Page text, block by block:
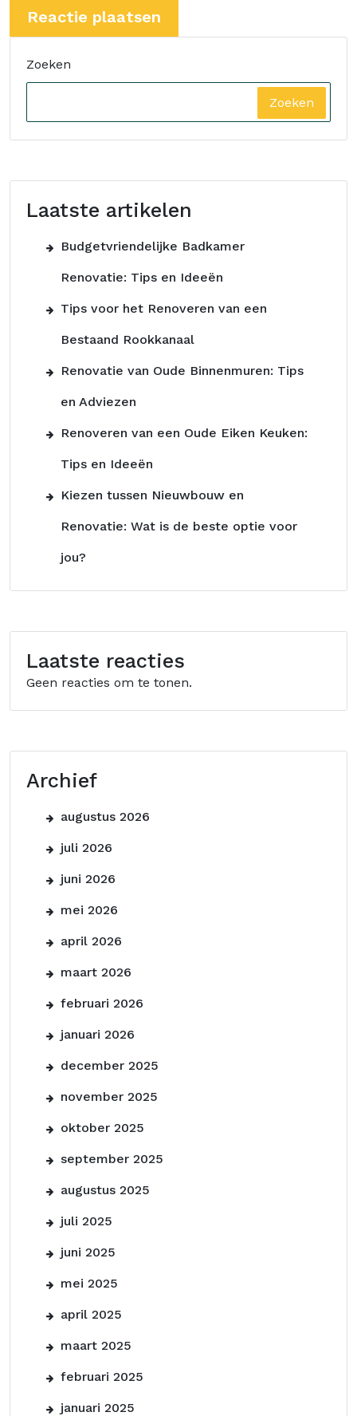
Zoeken
Zoeken
Laatste artikelen
Budgetvriendelijke Badkamer
Renovatie: Tips en Ideeën
Tips voor het Renoveren van een
Bestaand Rookkanaal
Renovatie van Oude Binnenmuren: Tips
en Adviezen
Renoveren van een Oude Eiken Keuken:
Tips en Ideeën
Kiezen tussen Nieuwbouw en
Renovatie: Wat is de beste optie voor
jou?
Laatste reacties
Geen reacties om te tonen.
Archief
augustus 2026
juli 2026
juni 2026
mei 2026
april 2026
maart 2026
februari 2026
januari 2026
december 2025
november 2025
oktober 2025
september 2025
augustus 2025
juli 2025
juni 2025
mei 2025
april 2025
maart 2025
februari 2025
januari 2025